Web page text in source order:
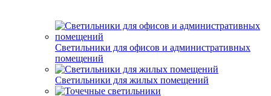
Светильники для офисов и административных
помещений
Светильники для жилых помещений